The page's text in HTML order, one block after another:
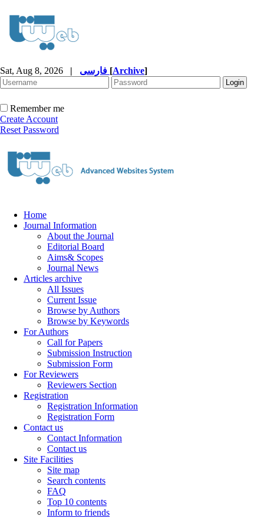
Sat, Aug 8, 2026 | [Archive]
Remember me
Create Account
Reset Password
Home
Journal Information
About the Journal
Editorial Board
Aims& Scopes
Journal News
Articles archive
All Issues
Current Issue
Browse by Authors
Browse by Keywords
For Authors
Call for Papers
Submission Instruction
Submission Form
For Reviewers
Reviewers Section
Registration
Registration Information
Registration Form
Contact us
Contact Information
Contact us
Site Facilities
Site map
Search contents
FAQ
Top 10 contents
Inform to friends